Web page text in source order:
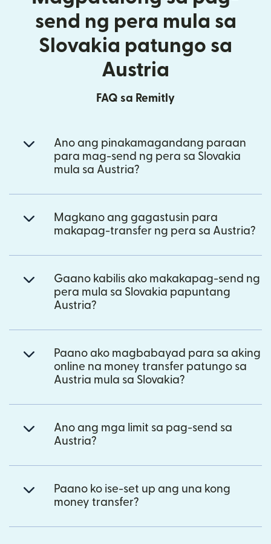
send ng pera mula sa
Slovakia patungo sa
Austria
FAQ sa Remitly
Ano ang pinakamagandang paraan
para mag-send ng pera sa Slovakia
mula sa Austria?
Magkano ang gagastusin para
makapag-transfer ng pera sa Austria?
Gaano kabilis ako makakapag-send ng
pera mula sa Slovakia papuntang
Austria?
Paano ako magbabayad para sa aking
online na money transfer patungo sa
Austria mula sa Slovakia?
Ano ang mga limit sa pag-send sa
Austria?
Paano ko ise-set up ang una kong
money transfer?